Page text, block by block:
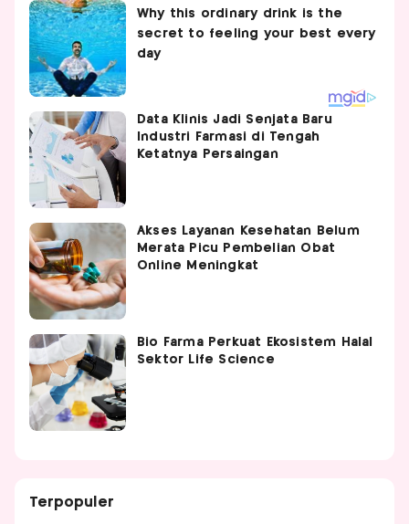
Data Klinis Jadi Senjata Baru
Industri Farmasi di Tengah
Ketatnya Persaingan
Akses Layanan Kesehatan Belum
Merata Picu Pembelian Obat
Online Meningkat
Bio Farma Perkuat Ekosistem Halal
Sektor Life Science
Terpopuler